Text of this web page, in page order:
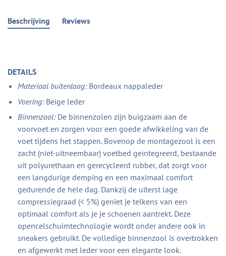
Beschrijving Reviews
DETAILS
Materiaal buitenlaag: Bordeaux nappaleder
Voering:Beige leder
Binnenzool:De binnenzolen zijn buigzaam aan de
voorvoet en zorgen voor een goede afwikkeling van de
voet tijdens het stappen. Bovenop de montagezool is een
zacht (niet-uitneembaar) voetbed geïntegreerd, bestaande
uit polyurethaan en gerecycleerd rubber, dat zorgt voor
een langdurige demping en een maximaal comfort
gedurende de hele dag. Dankzij de uiterst lage
compressiegraad (< 5%) geniet je telkens van een
optimaal comfort als je je schoenen aantrekt. Deze
opencelschuimtechnologie wordt onder andere ook in
sneakers gebruikt. De volledige binnenzool is overtrokken
en afgewerkt met leder voor een elegante look.